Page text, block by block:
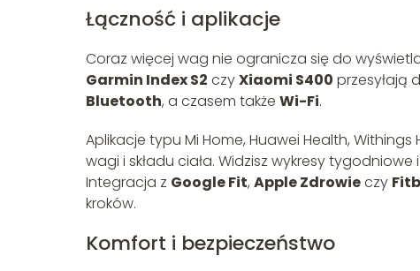
Łączność i aplikacje
Coraz więcej wag nie ogranicza się do
Garmin Index S2 czyXiaomi S400 przesyłają
Bluetooth, a czasem także Wi-Fi.
Aplikacje typu Mi Home, Huawei Health,
wagi i składu ciała. Widzisz wykresy
Integracja z Google Fit, Apple Zdrowieczy
kroków.
Komfort i bezpieczeństwo